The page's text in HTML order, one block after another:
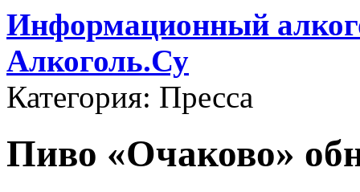
Информационный
Алкоголь.Су
Категория: Пресса
Пиво «Очаково»